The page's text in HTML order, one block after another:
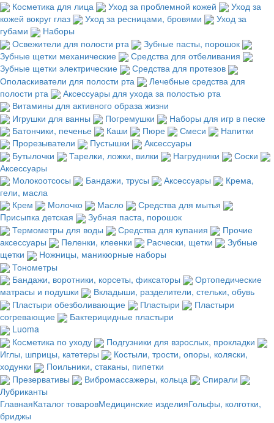
Косметика для лица
Уход за проблемной кожей
Уход за
кожей вокруг глаз
Уход за ресницами, бровями
Уход за
губами
Наборы
Освежители для полости рта
Зубные пасты, порошок
Зубные щетки механические
Средства для отбеливания
Зубные щетки электрические
Средства для протезов
Ополаскиватели для полости рта
Лечебные средства для
полости рта
Аксессуары для ухода за полостью рта
Витамины для активного образа жизни
Игрушки для ванны
Погремушки
Наборы для игр в песке
Батончики, печенье
Каши Пюре Смеси
Напитки
Прорезыватели
Пустышки
Аксессуары
Бутылочки
Тарелки, ложки, вилки Нагрудники
Соски
Аксессуары
Молокоотсосы
Бандажи, трусы Аксессуары
Крема,
гели, масла
Крем
Молочко Масло
Средства для мытья
Присыпка детская
Зубная паста, порошок
Термометры для воды
Средства для купания
Прочие
аксессуары
Пеленки, клеенки Расчески, щетки
Зубные
щетки
Ножницы, маникюрные наборы
Тонометры
Бандажи, воротники, корсеты, фиксаторы
Ортопедические
матрасы и подушки
Вкладыши, разделители, стельки, обувь
Пластыри обезболивающие
Пластыри
Пластыри
согревающие
Бактерицидные пластыри
Luoma
Косметика по уходу
Подгузники для взрослых, прокладки
Иглы, шприцы, катетеры
Костыли, трости, опоры, коляски,
ходунки
Поильники, стаканы, пипетки
Презервативы
Вибромассажеры, кольца
Спирали
Лубриканты
ГлавнаяКаталог товаровМедицинские изделияГольфы, колготки,
бриджы